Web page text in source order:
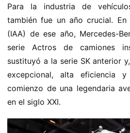
Para la industria de
también fue un año crucial.
(IAA) de ese año, Mercedes-
serie Actros de camiones
sustituyó a la serie SK anterior
excepcional, alta eficiencia
comienzo de una legendaria
en el siglo XXI.